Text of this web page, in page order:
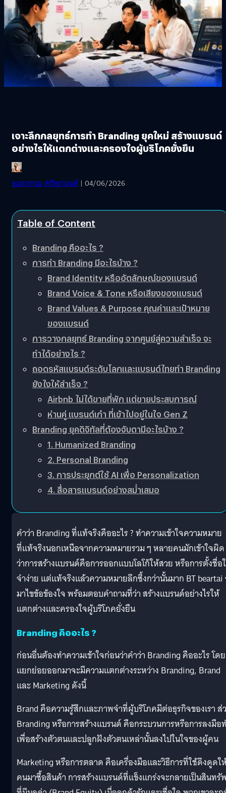
เจาะลึกกลยุทธ์การทำ Branding ยุคใหม่ สร้างแบรนด์
อย่างไรให้แตกต่างและครองใจผู้บริโภคยั่งยืน
อมลวรรณ ศรัทธานนท์ | 04/06/2026
Table of Content
Branding คืออะไร ?
การทำ Branding มีอะไรบ้าง ?
Brand Identity หรืออัตลักษณ์ของแบรนด์
Brand Voice & Tone หรือเสียงของแบรนด์
Brand Values & Purpose คุณค่าและเป้าหมาย
ของแบรนด์
การวางกลยุทธ์ Branding จากศูนย์สู่ความสำเร็จ จะ
ทำได้อย่างไร ?
ถอดรหัสแบรนด์ระดับโลกและแบรนด์ไทยทำ Branding
ยังไงให้สำเร็จ ?
Airbnb ไม่ได้ขายที่พัก แต่ขายประสบการณ์
ห่านคู่ แบรนด์เก๋า ที่เข้าไปอยู่ในใจ Gen Z
Branding ยุคดิจิทัลที่ต้องจับตามีอะไรบ้าง ?
1. Humanized Branding
2. Personal Branding
3. การประยุกต์ใช้ AI เพื่อ Personalization
4. สื่อสารแบรนด์อย่างสม่ำเสมอ
คำว่า Branding ที่แท้จริงคืออะไร ? ทำความเข้าใจความหมาย
ที่แท้จริงนอกเหนือจากความหมายรวม ๆ หลายคนมักเข้าใจผิด
ว่าการสร้างแบรนด์คือการออกแบบโลโก้ให้สวย หรือการตั้งชื่อ
จำง่าย แต่แท้จริงแล้วความหมายลึกซึ้งกว่านั้นมาก BT beartai
มาไขข้อข้องใจ พร้อมตอบคำถามที่ว่า สร้างแบรนด์อย่างไรให้
แตกต่างและครองใจผู้บริโภคยั่งยืน
Branding คืออะไร ?
ก่อนอื่นต้องทำความเข้าใจก่อนว่าคำว่า Branding คืออะไร โดย
แยกย่อยออกมาจะมีความแตกต่างระหว่าง Branding, Brand
และ Marketing ดังนี้
Brand คือความรู้สึกและภาพจำที่ผู้บริโภคมีต่อธุรกิจของเรา ส่
Branding หรือการสร้างแบรนด์ คือกระบวนการหรือการลงมือ
เพื่อสร้างตัวตนและปลูกฝังตัวตนเหล่านั้นลงไปในใจของผู้คน
Marketing หรือการตลาด คือเครื่องมือและวิธีการที่ใช้ดึงดูดใ
คนมาซื้อสินค้า การสร้างแบรนด์ที่แข็งแกร่งจะกลายเป็นสินทรั